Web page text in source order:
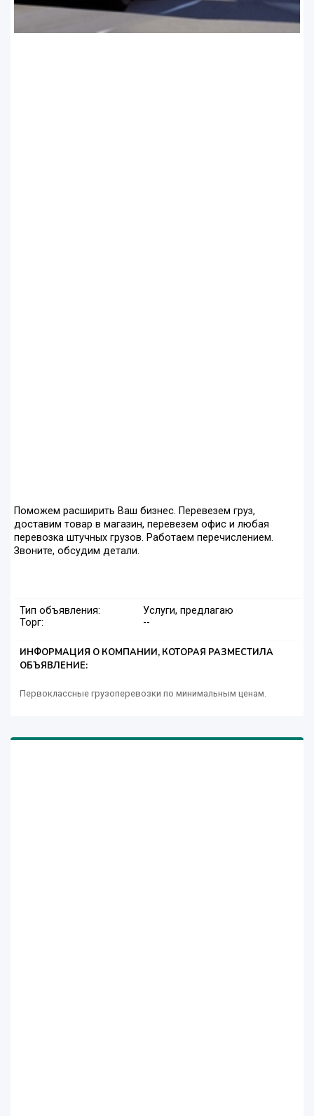
Поможем расширить Ваш бизнес. Перевезем груз,
доставим товар в магазин, перевезем офис и любая
перевозка штучных грузов. Работаем перечислением.
Звоните, обсудим детали.
Тип объявления:
Услуги, предлагаю
Торг:
--
ИНФОРМАЦИЯ О КОМПАНИИ, КОТОРАЯ РАЗМЕСТИЛА
ОБЪЯВЛЕНИЕ:
Первоклассные грузоперевозки по минимальным ценам.